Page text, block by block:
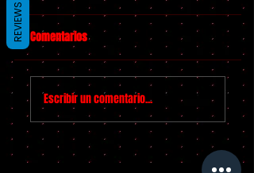
Comentarios
Escribir un comentario...
REVIEWS